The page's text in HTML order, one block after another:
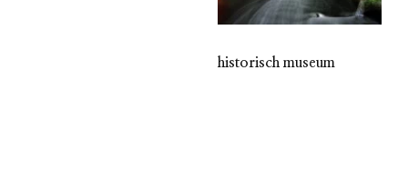
historisch museum